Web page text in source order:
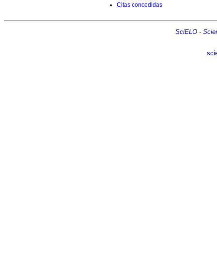
Citas concedidas
SciELO -